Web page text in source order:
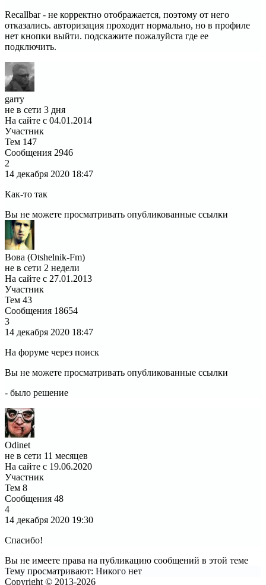
Recallbar - не корректно отображается, поэтому от него
отказались. авторизация проходит нормально, но в профиле
нет кнопки выйти. подскажите пожалуйста где ее
подключить.
garry
не в сети 3 дня
На сайте с 04.01.2014
Участник
Тем 147
Сообщения 2946
2
14 декабря 2020 18:47
Как-то так
Вы не можете просматривать опубликованные ссылки
Вова (Otshelnik-Fm)
не в сети 2 недели
На сайте с 27.01.2013
Участник
Тем 43
Сообщения 18654
3
14 декабря 2020 18:47
На форуме через поиск
Вы не можете просматривать опубликованные ссылки
- было решение
Odinet
не в сети 11 месяцев
На сайте с 19.06.2020
Участник
Тем 8
Сообщения 48
4
14 декабря 2020 19:30
Спасибо!
Вы не имеете права на публикацию сообщений в этой теме
Тему просматривают: Никого нет
Copyright © 2013-2026